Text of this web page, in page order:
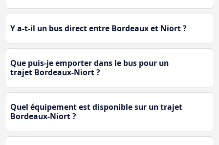
Y a-t-il un bus direct entre Bordeaux et Niort ?
Que puis-je emporter dans le bus pour un
trajet Bordeaux-Niort ?
Quel équipement est disponible sur un trajet
Bordeaux-Niort ?